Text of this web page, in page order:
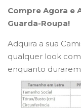
Compre Agora e
Guarda-Roupa!
Adquira a sua
qualquer look
enquanto